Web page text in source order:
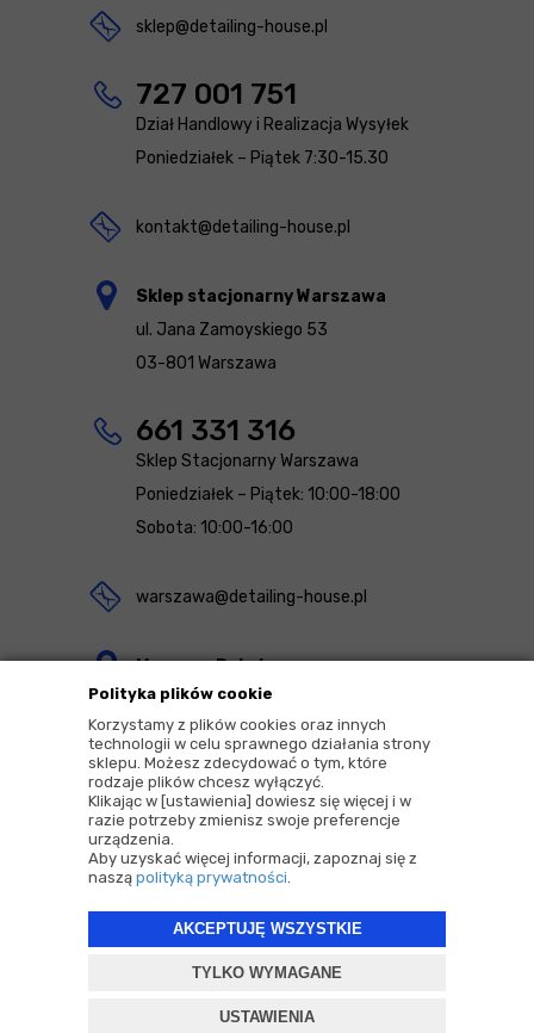
Polityka plików cookie
Korzystamy z plików cookies oraz innych
technologii w celu sprawnego działania strony
sklepu. Możesz zdecydować o tym, które
rodzaje plików chcesz wyłączyć.
Klikając w [ustawienia] dowiesz się więcej i w
razie potrzeby zmienisz swoje preferencje
urządzenia.
Aby uzyskać więcej informacji, zapoznaj się z
naszą polityką prywatności.
AKCEPTUJĘ WSZYSTKIE
TYLKO WYMAGANE
USTAWIENIA
sklep@detailing-house.pl
727 001 751
Dział Handlowy i Realizacja Wysyłek
Poniedziałek – Piątek 7:30-15.30
kontakt@detailing-house.pl
Sklep stacjonarny Warszawa
ul. Jana Zamoyskiego 53
03-801 Warszawa
661 331 316
Sklep Stacjonarny Warszawa
Poniedziałek – Piątek: 10:00-18:00
Sobota: 10:00-16:00
warszawa@detailing-house.pl
Magazyn Rekcin
Nomos Sp. z o.o. sp.k.
ul. Agrestowa 1
83-010 Rekcin
2026 © Copyrights by |Detailing House